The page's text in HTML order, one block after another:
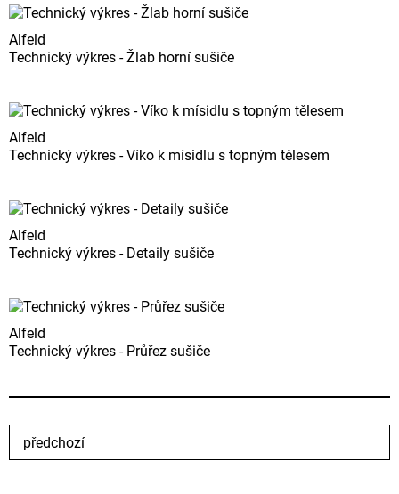
Alfeld
Technický výkres - Žlab horní sušiče
Alfeld
Technický výkres - Víko k mísidlu s topným tělesem
Alfeld
Technický výkres - Detaily sušiče
Alfeld
Technický výkres - Průřez sušiče
předchozí